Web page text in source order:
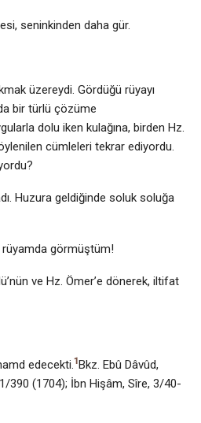
seninkinden daha gür.
üzereydi. Gördüğü rüyayı
bir türlü çözüme
dolu iken kulağına, birden Hz.
cümleleri tekrar ediyordu.
Huzura geldiğinde soluk soluğa
rüyamda görmüştüm!
ve Hz. Ömer’e dönerek, iltifat
edecekti. 1Bkz. Ebû Dâvûd,
390 (1704); İbn Hişâm, Sîre, 3/40-